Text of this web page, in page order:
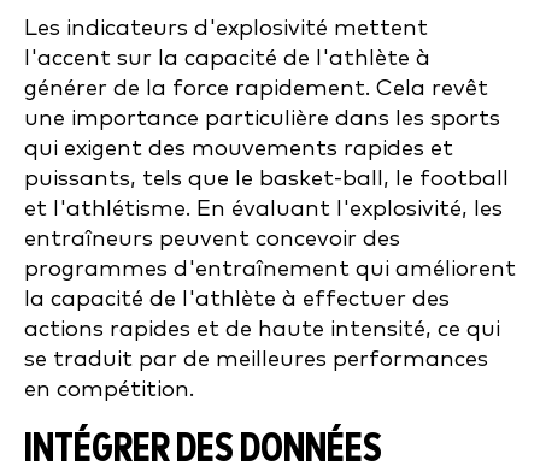
Les indicateurs d'explosivité mettent
l'accent sur la capacité de l'athlète à
générer de la force rapidement. Cela revêt
une importance particulière dans les sports
qui exigent des mouvements rapides et
puissants, tels que le basket-ball, le football
et l'athlétisme. En évaluant l'explosivité, les
entraîneurs peuvent concevoir des
programmes d'entraînement qui améliorent
la capacité de l'athlète à effectuer des
actions rapides et de haute intensité, ce qui
se traduit par de meilleures performances
en compétition.
INTÉGRER DES DONNÉES